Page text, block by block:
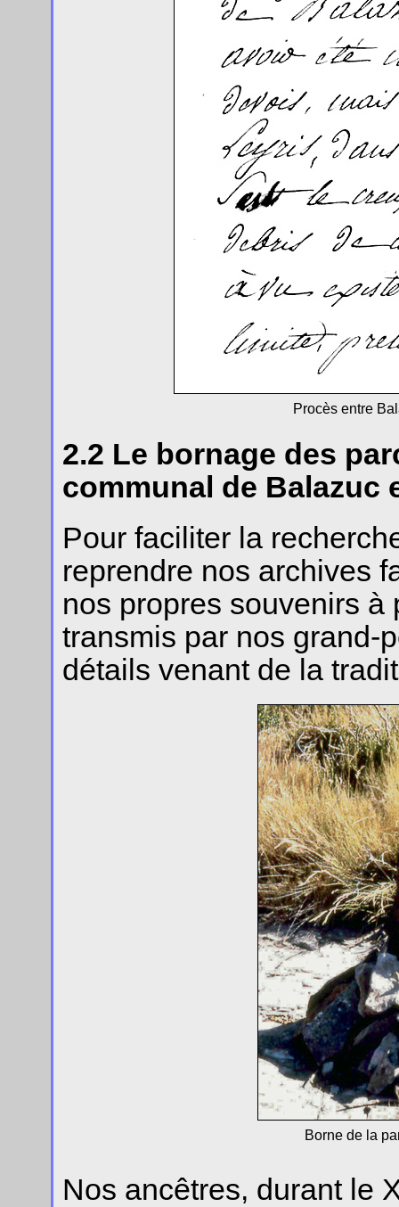
Procès entre
2.2 Le bornage des
communal de Balazuc
Pour faciliter la
reprendre nos archives
nos propres souvenirs
transmis par nos grand-
détails venant de la
Borne de la
Nos ancêtres, durant le